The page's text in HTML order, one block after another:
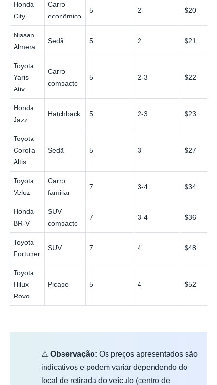
Honda
City
Carro
econômico
5 2 $20
Nissan
Almera
Sedã 5 2 $21
Toyota
Yaris
Ativ
Carro
compacto
5 2-3 $22
Honda
Jazz
Hatchback 5 2-3 $23
Toyota
Corolla
Altis
Sedã 5 3 $27
Toyota
Veloz
Carro
familiar
7 3-4 $34
Honda
BR-V
SUV
compacto
7 3-4 $36
Toyota
Fortuner
SUV 7 4 $48
Toyota
Hilux
Revo
Picape 5 4 $52
⚠️ Observação: Os preços apresentados são
indicativos e podem variar dependendo do
local de retirada do veículo (centro de